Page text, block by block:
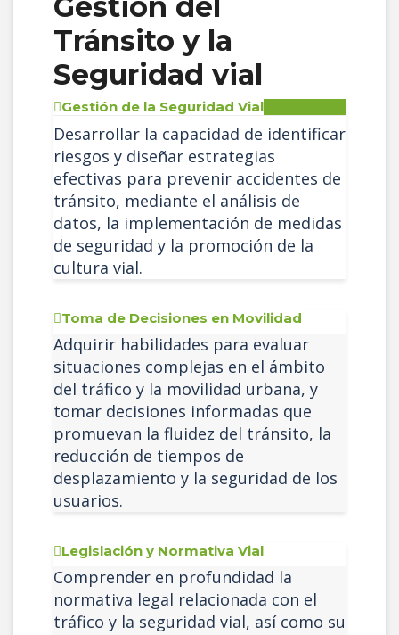
Tránsito y la
Seguridad vial
Gestión de la Seguridad Vial
Desarrollar la capacidad de identificar
riesgos y diseñar estrategias
efectivas para prevenir accidentes de
tránsito, mediante el análisis de
datos, la implementación de medidas
de seguridad y la promoción de la
cultura vial.
Toma de Decisiones en Movilidad
Adquirir habilidades para evaluar
situaciones complejas en el ámbito
del tráfico y la movilidad urbana, y
tomar decisiones informadas que
promuevan la fluidez del tránsito, la
reducción de tiempos de
desplazamiento y la seguridad de los
usuarios.
Legislación y Normativa Vial
Comprender en profundidad la
normativa legal relacionada con el
tráfico y la seguridad vial, así como su